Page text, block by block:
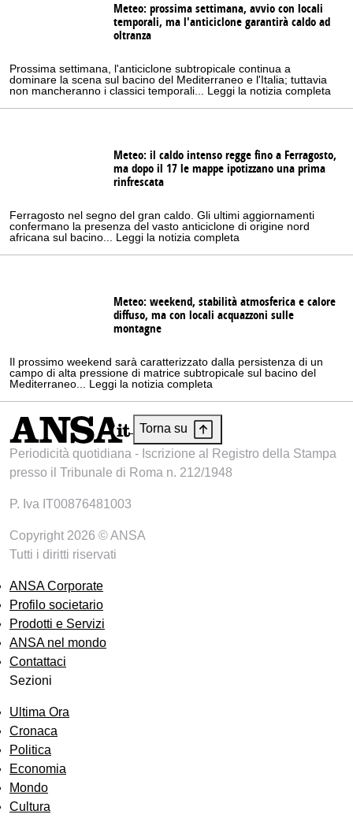
Meteo: prossima settimana, avvio con locali
temporali, ma l'anticiclone garantirà caldo ad
oltranza
Prossima settimana, l'anticiclone subtropicale continua a
dominare la scena sul bacino del Mediterraneo e l'Italia; tuttavia
non mancheranno i classici temporali... Leggi la notizia completa
Meteo: il caldo intenso regge fino a Ferragosto,
ma dopo il 17 le mappe ipotizzano una prima
rinfrescata
Ferragosto nel segno del gran caldo. Gli ultimi aggiornamenti
confermano la presenza del vasto anticiclone di origine nord
africana sul bacino... Leggi la notizia completa
Meteo: weekend, stabilità atmosferica e calore
diffuso, ma con locali acquazzoni sulle
montagne
Il prossimo weekend sarà caratterizzato dalla persistenza di un
campo di alta pressione di matrice subtropicale sul bacino del
Mediterraneo... Leggi la notizia completa
Torna su
Periodicità quotidiana - Iscrizione al Registro della Stampa
presso il Tribunale di Roma n. 212/1948
P. Iva IT00876481003
Copyright 2026 © ANSA
Tutti i diritti riservati
ANSA Corporate
Profilo societario
Prodotti e Servizi
ANSA nel mondo
Contattaci
Sezioni
Ultima Ora
Cronaca
Politica
Economia
Mondo
Cultura